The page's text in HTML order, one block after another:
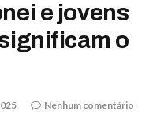
e jovens
o
Nenhum comentário